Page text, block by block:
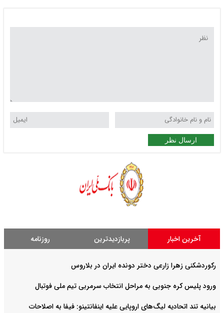
ارسال نظر
آخرین اخبار پربازدیدترین روزنامه
رکوردشکنی زهرا زارعی دختر دونده ایران در بلاروس
ورود پلیس کره جنوبی به مراحل انتخاب سرمربی تیم ملی فوتبال
بیانیه تند اتحادیه لیگ‌های اروپایی علیه اینفانتینو: فیفا به اصلاحات